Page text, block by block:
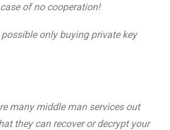
of no cooperation!
only buying private key
many middle man services out
they can recover or decrypt your